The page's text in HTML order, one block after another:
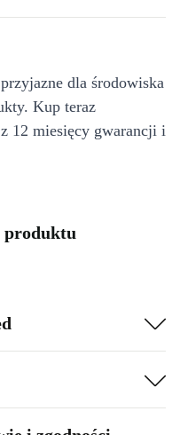
dla środowiska
Kup teraz
12 miesięcy gwarancji i
produktu